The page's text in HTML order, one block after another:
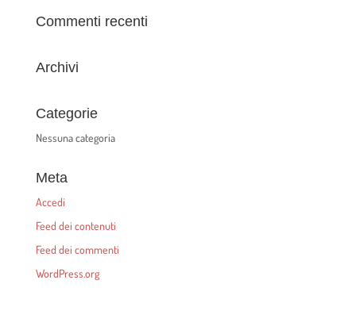
Commenti recenti
Archivi
Categorie
Nessuna categoria
Meta
Accedi
Feed dei contenuti
Feed dei commenti
WordPress.org